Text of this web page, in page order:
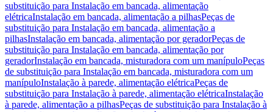
substituição para Instalação em bancada, alimentação
elétricaInstalação em bancada, alimentação a pilhasPeças de
substituição para Instalação em bancada, alimentação a
pilhasInstalação em bancada, alimentação por geradorPeças de
substituição para Instalação em bancada, alimentação por
geradorInstalação em bancada, misturadora com um manípuloPeças
de substituição para Instalação em bancada, misturadora com um
manípuloInstalação à parede, alimentação elétricaPeças de
substituição para Instalação à parede, alimentação elétricaInstalação
à parede, alimentação a pilhasPeças de substituição para Instalação à